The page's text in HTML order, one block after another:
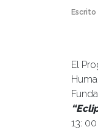
Escrito
El
13: